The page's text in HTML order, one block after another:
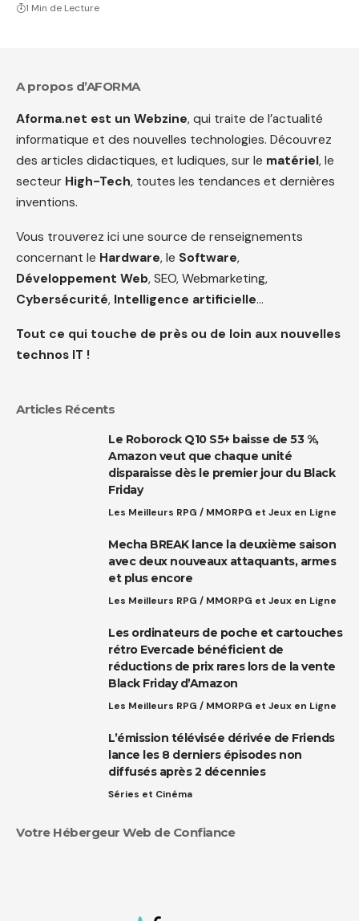
1 Min de Lecture
A propos d’AFORMA
Aforma.net est un Webzine, qui traite de l’actualité
informatique et des nouvelles technologies. Découvrez
des articles didactiques, et ludiques, sur le matériel, le
secteur High-Tech, toutes les tendances et dernières
inventions.
Vous trouverez ici une source de renseignements
concernant le Hardware, le Software,
Développement Web, SEO, Webmarketing,
Cybersécurité, Intelligence artificielle…
Tout ce qui touche de près ou de loin aux nouvelles
technos IT !
Articles Récents
Le Roborock Q10 S5+ baisse de 53 %,
Amazon veut que chaque unité
disparaisse dès le premier jour du Black
Friday
Les Meilleurs RPG / MMORPG et Jeux en Ligne
Mecha BREAK lance la deuxième saison
avec deux nouveaux attaquants, armes
et plus encore
Les Meilleurs RPG / MMORPG et Jeux en Ligne
Les ordinateurs de poche et cartouches
rétro Evercade bénéficient de
réductions de prix rares lors de la vente
Black Friday d’Amazon
Les Meilleurs RPG / MMORPG et Jeux en Ligne
L’émission télévisée dérivée de Friends
lance les 8 derniers épisodes non
diffusés après 2 décennies
Séries et Cinéma
Votre Hébergeur Web de Confiance